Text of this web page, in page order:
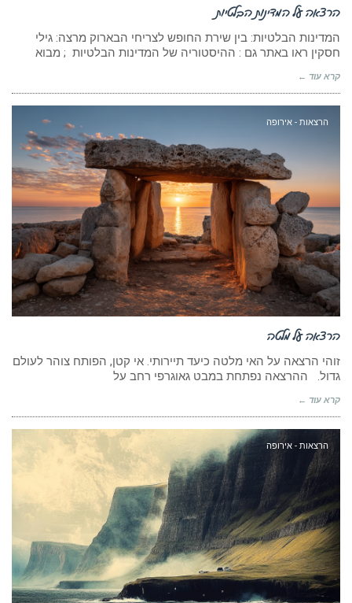
הרצאה על המדינות הבלטיות
המדינות הבלטיות: בין שירת החופש לצריחי הבארוק מרצה: גילי
חסקין ראו באתר גם : ההיסטוריה של המדינות הבלטיות ; מבוא
קרא עוד ←
הרצאות - אירופה
הרצאה על מלטה
זוהי הרצאה על האי מלטה כיעד תיירותי. אי קטן, הפותח צוהר לעולם
גדול. ההרצאה נפתחת במבט גאוגרפי רחב על
קרא עוד ←
הרצאות - אירופה